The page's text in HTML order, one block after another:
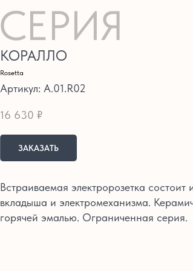
СЕРИЯ
КОРАЛЛО
Rosetta
Артикул: A.01.R02
16 630 ₽
ЗАКАЗАТЬ
Встраиваемая электророзетка состоит
вкладыша и электромеханизма.
горячей эмалью. Ограниченная серия.